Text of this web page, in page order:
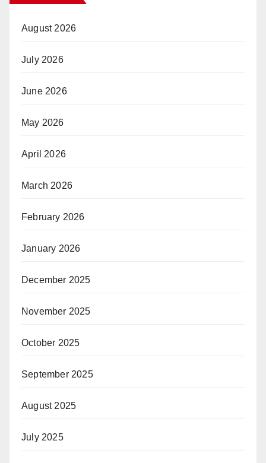
August 2026
July 2026
June 2026
May 2026
April 2026
March 2026
February 2026
January 2026
December 2025
November 2025
October 2025
September 2025
August 2025
July 2025